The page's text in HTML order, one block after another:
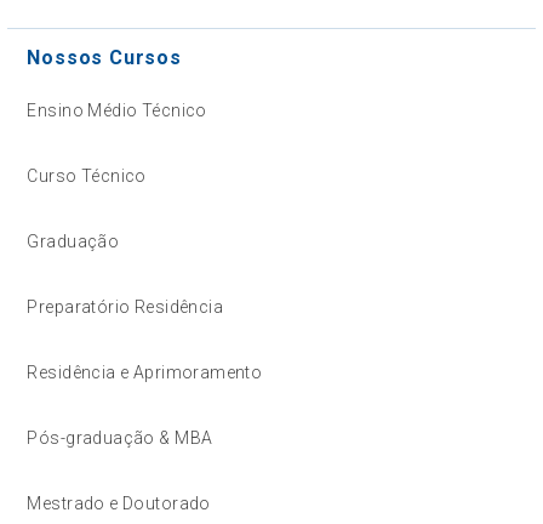
Nossos Cursos
Ensino Médio Técnico
Curso Técnico
Graduação
Preparatório Residência
Residência e Aprimoramento
Pós-graduação & MBA
Mestrado e Doutorado